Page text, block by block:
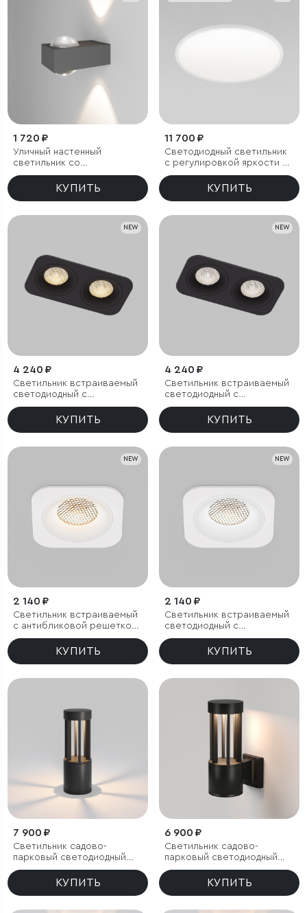
1 720 ₽
Уличный настенный
светильник со
светодиодами Lenses
КУПИТЬ
11 700 ₽
Светодиодный светильник
с регулировкой яркости и
цветовой температуры
КУПИТЬ
NEW
4 240 ₽
Светильник встраиваемый
светодиодный с
антибликовой решеткой
Tetro 20W 3000K черный
КУПИТЬ
NEW
4 240 ₽
Светильник встраиваемый
светодиодный с
антибликовой решеткой
Tetro 20W 4000K черный
КУПИТЬ
NEW
2 140 ₽
Светильник встраиваемый
с антибликовой решеткой
Tetro 10W 3000K белый
КУПИТЬ
NEW
2 140 ₽
Светильник встраиваемый
светодиодный с
антибликовой решеткой
Tetro 10W 4000K белый
КУПИТЬ
7 900 ₽
Светильник садово-
парковый светодиодный
Apart
КУПИТЬ
6 900 ₽
Светильник садово-
парковый светодиодный
Apart
КУПИТЬ